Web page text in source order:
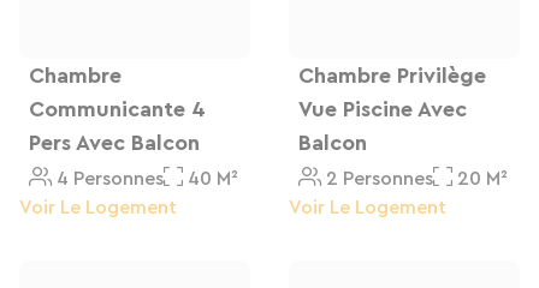
Chambre
Communicante 4
Pers Avec Balcon
4 Personnes
40 M²
Voir Le Logement
Chambre Privilège
Vue Piscine Avec
Balcon
2 Personnes
20 M²
Voir Le Logement